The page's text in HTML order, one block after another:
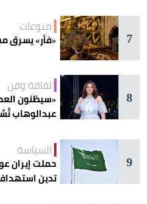
7
منوعات
«فأر» يسرق مجوهرات
8
ثقافة وفن
«سيظنون
عبدالوهاب
9
السياسة
حملت إيران
تدين